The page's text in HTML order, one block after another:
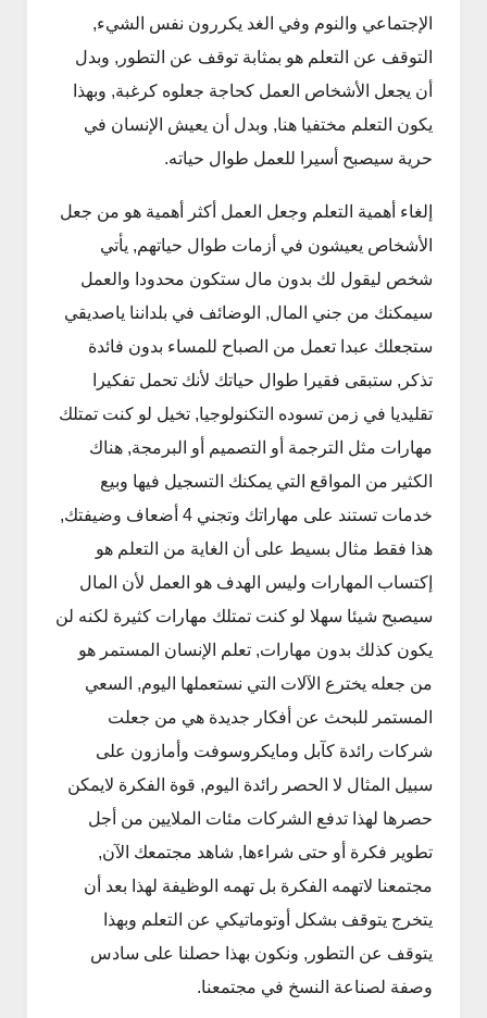
الإجتماعي والنوم وفي الغد يكررون نفس الشيء,
التوقف عن التعلم هو بمثابة توقف عن التطور, وبدل
أن يجعل الأشخاص العمل كحاجة جعلوه كرغبة, وبهذا
يكون التعلم مختفيا هنا, وبدل أن يعيش الإنسان في
حرية سيصبح أسيرا للعمل طوال حياته.
إلغاء أهمية التعلم وجعل العمل أكثر أهمية هو من جعل
الأشخاص يعيشون في أزمات طوال حياتهم, يأتي
شخص ليقول لك بدون مال ستكون محدودا والعمل
سيمكنك من جني المال, الوضائف في بلداننا ياصديقي
ستجعلك عبدا تعمل من الصباح للمساء بدون فائدة
تذكر, ستبقى فقيرا طوال حياتك لأنك تحمل تفكيرا
تقليديا في زمن تسوده التكنولوجيا, تخيل لو كنت تمتلك
مهارات مثل الترجمة أو التصميم أو البرمجة, هناك
الكثير من المواقع التي يمكنك التسجيل فيها وبيع
خدمات تستند على مهاراتك وتجني 4 أضعاف وضيفتك,
هذا فقط مثال بسيط على أن الغاية من التعلم هو
إكتساب المهارات وليس الهدف هو العمل لأن المال
سيصبح شيئا سهلا لو كنت تمتلك مهارات كثيرة لكنه لن
يكون كذلك بدون مهارات, تعلم الإنسان المستمر هو
من جعله يخترع الآلات التي نستعملها اليوم, السعي
المستمر للبحث عن أفكار جديدة هي من جعلت
شركات رائدة كآبل ومايكروسوفت وأمازون على
سبيل المثال لا الحصر رائدة اليوم, قوة الفكرة لايمكن
حصرها لهذا تدفع الشركات مئات الملايين من أجل
تطوير فكرة أو حتى شراءها, شاهد مجتمعك الآن,
مجتمعنا لاتهمه الفكرة بل تهمه الوظيفة لهذا بعد أن
يتخرج يتوقف بشكل أوتوماتيكي عن التعلم وبهذا
يتوقف عن التطور, ونكون بهذا حصلنا على سادس
وصفة لصناعة النسخ في مجتمعنا.